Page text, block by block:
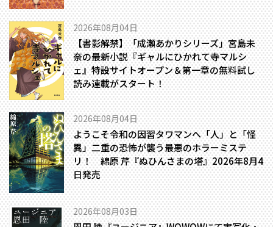
2026年08月04日
【書影解禁】「成瀬あかりシリーズ」宮島未
奈の最新小説『ギャルにひかれて寺マルシ
ェ』特設サイトオープン＆第一章の無料試し
読み連載がスタート！
2026年08月04日
ようこそ令和の因習タワマンへ――「人」と「怪
異」二重の恐怖が襲う最悪のホラーミステ
リ！ 綿原 芹『ぬひんさまの塔』2026年8月4
日発売
2026年08月03日